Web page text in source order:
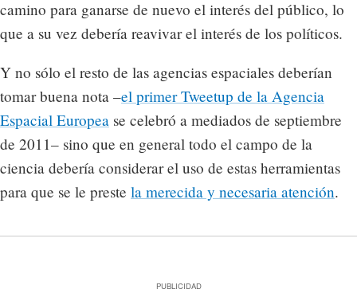
camino para ganarse de nuevo el interés del público, lo
que a su vez debería reavivar el interés de los políticos.
Y no sólo el resto de las agencias espaciales deberían
tomar buena nota –el primer Tweetup de la Agencia
Espacial Europea se celebró a mediados de septiembre
de 2011– sino que en general todo el campo de la
ciencia debería considerar el uso de estas herramientas
para que se le preste la merecida y necesaria atención.
PUBLICIDAD